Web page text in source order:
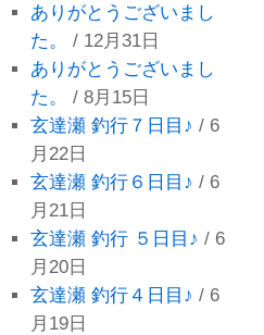
ありがとうございまし
た。
/ 12月31日
ありがとうございまし
た。
/ 8月15日
玄達瀬 釣行７日目♪ / 6
月22日
玄達瀬 釣行６日目♪ / 6
月21日
玄達瀬 釣行 ５日目♪ / 6
月20日
玄達瀬 釣行４日目♪ / 6
月19日